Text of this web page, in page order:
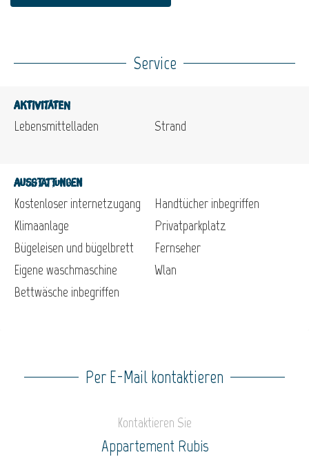
Service
Aktivitäten
Lebensmittelladen Strand
Ausstattungen
Kostenloser internetzugang
Klimaanlage
Bügeleisen und bügelbrett
Eigene waschmaschine
Bettwäsche inbegriffen
Handtücher inbegriffen
Privatparkplatz
Fernseher
Wlan
Per E-Mail kontaktieren
Kontaktieren Sie
Appartement Rubis